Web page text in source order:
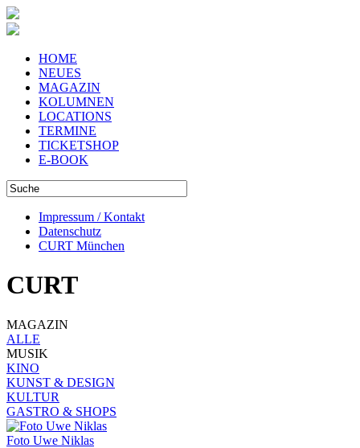
HOME
NEUES
MAGAZIN
KOLUMNEN
LOCATIONS
TERMINE
TICKETSHOP
E-BOOK
Impressum / Kontakt
Datenschutz
CURT München
CURT
MAGAZIN
ALLE
MUSIK
KINO
KUNST & DESIGN
KULTUR
GASTRO & SHOPS
Foto Uwe Niklas